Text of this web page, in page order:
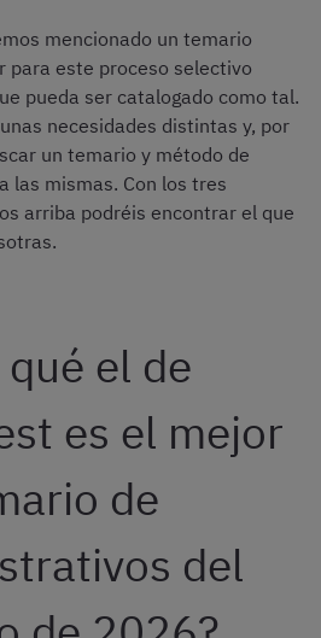
mencionado un temario
para este proceso selectivo
pueda ser catalogado como tal.
necesidades distintas y, por
un temario y método de
las mismas. Con los tres
arriba podréis encontrar el que
qué el de
es el mejor
de
del